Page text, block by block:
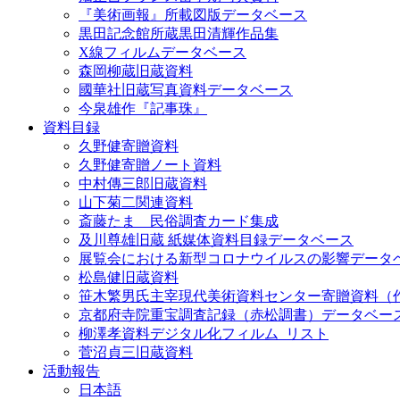
『美術画報』所載図版データベース
黒田記念館所蔵黒田清輝作品集
X線フィルムデータベース
森岡柳蔵旧蔵資料
國華社旧蔵写真資料データベース
今泉雄作『記事珠』
資料目録
久野健寄贈資料
久野健寄贈ノート資料
中村傳三郎旧蔵資料
山下菊二関連資料
斎藤たま 民俗調査カード集成
及川尊雄旧蔵 紙媒体資料目録データベース
展覧会における新型コロナウイルスの影響データ
松島健旧蔵資料
笹木繁男氏主宰現代美術資料センター寄贈資料（
京都府寺院重宝調査記録（赤松調書）データベー
柳澤孝資料デジタル化フィルム_リスト
菅沼貞三旧蔵資料
活動報告
日本語